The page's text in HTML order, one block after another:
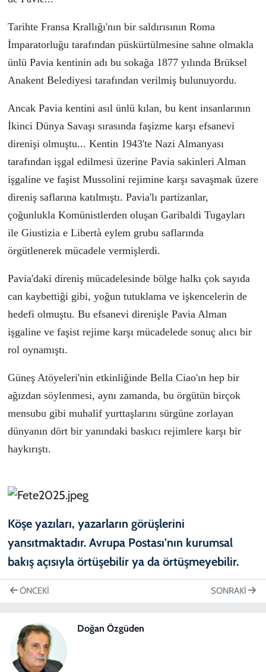
Tarihte Fransa Krallığı'nın bir saldırısının Roma
İmparatorluğu tarafından püskürtülmesine sahne olmakla
ünlü Pavia kentinin adı bu sokağa 1877 yılında Brüksel
Anakent Belediyesi tarafından verilmiş bulunuyordu.
Ancak Pavia kentini asıl ünlü kılan, bu kent insanlarının
İkinci Dünya Savaşı sırasında faşizme karşı efsanevi
direnişi olmuştu... Kentin 1943'te Nazi Almanyası
tarafından işgal edilmesi üzerine Pavia sakinleri Alman
işgaline ve faşist Mussolini rejimine karşı savaşmak üzere
direniş saflarına katılmıştı. Pavia'lı partizanlar,
çoğunlukla Komünistlerden oluşan Garibaldi Tugayları
ile Giustizia e Libertà eylem grubu saflarında
örgütlenerek mücadele vermişlerdi.
Pavia'daki direniş mücadelesinde bölge halkı çok sayıda
can kaybettiği gibi, yoğun tutuklama ve işkencelerin de
hedefi olmuştu. Bu efsanevi direnişle Pavia Alman
işgaline ve faşist rejime karşı mücadelede sonuç alıcı bir
rol oynamıştı.
Güneş Atöyeleri'nin etkinliğinde Bella Ciao'ın hep bir
ağızdan söylenmesi, aynı zamanda, bu örgütün birçok
mensubu gibi muhalif yurttaşlarını sürgüne zorlayan
dünyanın dört bir yanındaki baskıcı rejimlere karşı bir
haykırıştı.
ÖNCEKI SONRAKI
Doğan Özgüden